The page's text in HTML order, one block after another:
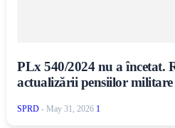
PLx 540/2024 nu a încetat.
actualizării pensiilor militare
SPRD - May 31, 2026 1